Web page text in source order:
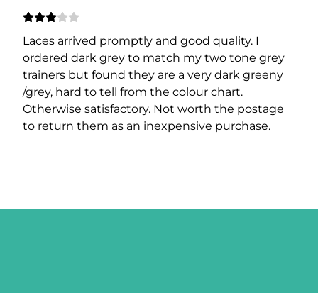
Laces arrived promptly and good quality. I
ordered dark grey to match my two tone grey
trainers but found they are a very dark greeny
/grey, hard to tell from the colour chart.
Otherwise satisfactory. Not worth the postage
to return them as an inexpensive purchase.